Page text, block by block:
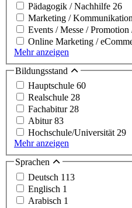
Pädagogik / Nachhilfe 26
Marketing /
Events / Messe / Promotion
Online Marketing /
Mehr anzeigen
Bildungsstand
Hauptschule 60
Realschule 28
Fachabitur28
Abitur83
Hochschule/Universität29
Mehr anzeigen
Sprachen
Deutsch 113
Englisch 1
Arabisch 1